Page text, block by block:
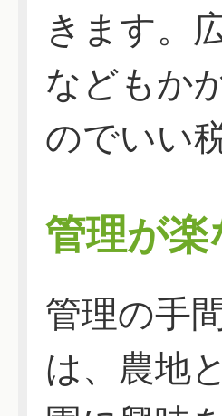
きます。
などもか
のでいい
管理が楽
管理の手
は、農地